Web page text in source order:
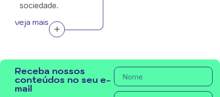
sociedade.
veja mais
Receba nossos
conteúdos no seu e-
mail